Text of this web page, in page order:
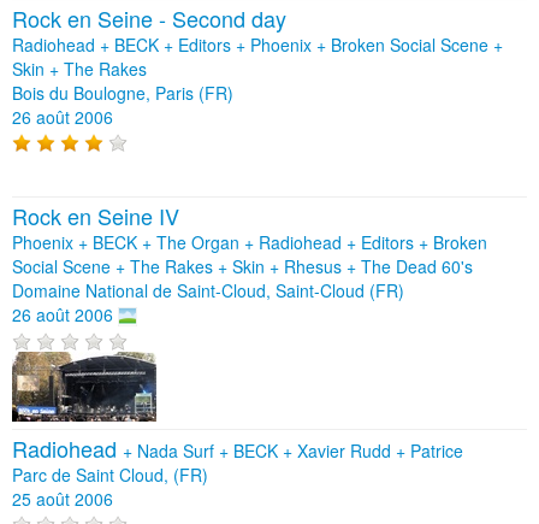
Rock en Seine - Second day
Radiohead + BECK + Editors + Phoenix + Broken Social Scene +
Skin + The Rakes
Bois du Boulogne, Paris (FR)
26 août 2006
Rock en Seine IV
Phoenix + BECK + The Organ + Radiohead + Editors + Broken
Social Scene + The Rakes + Skin + Rhesus + The Dead 60's
Domaine National de Saint-Cloud, Saint-Cloud (FR)
26 août 2006
Radiohead + Nada Surf + BECK + Xavier Rudd + Patrice
Parc de Saint Cloud, (FR)
25 août 2006